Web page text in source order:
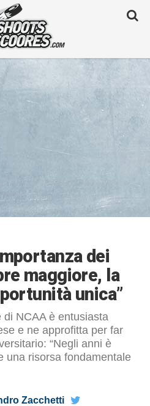
dei
maggiore, la
unica”
NCAA è entusiasta
e ne approfitta per far
“Negli anni è
una risorsa fondamentale
Zacchetti